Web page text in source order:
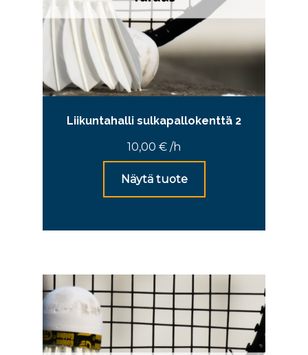
Liikuntahalli sulkapallokenttä 2
10,00 € /h
Näytä tuote